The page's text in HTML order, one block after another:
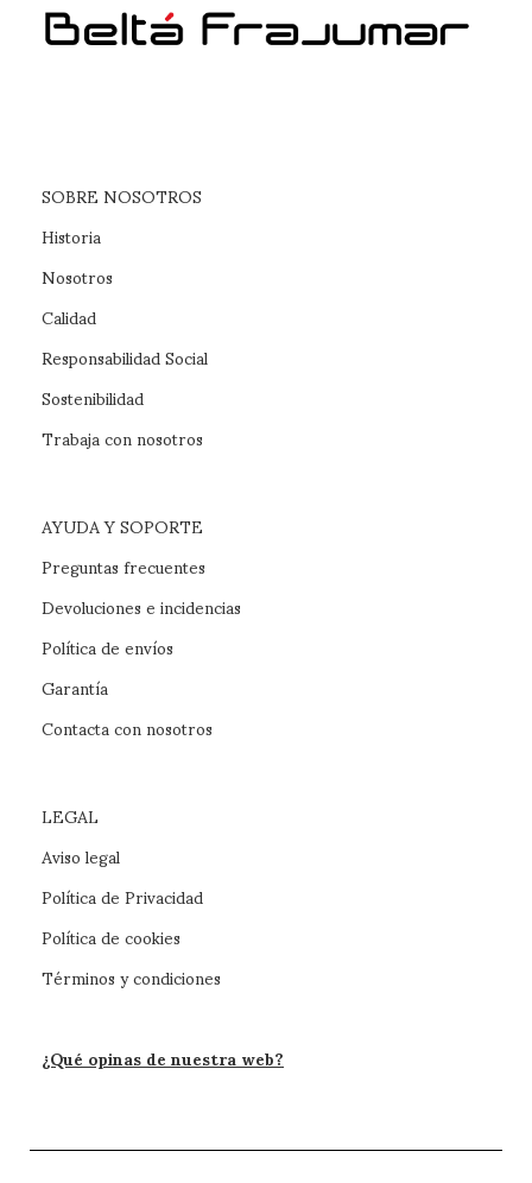
SOBRE NOSOTROS
Historia
Nosotros
Calidad
Responsabilidad Social
Sostenibilidad
Trabaja con nosotros
AYUDA Y SOPORTE
Preguntas frecuentes
Devoluciones e incidencias
Política de envíos
Garantía
Contacta con nosotros
LEGAL
Aviso legal
Política de Privacidad
Política de cookies
Términos y condiciones
¿Qué opinas de nuestra web?